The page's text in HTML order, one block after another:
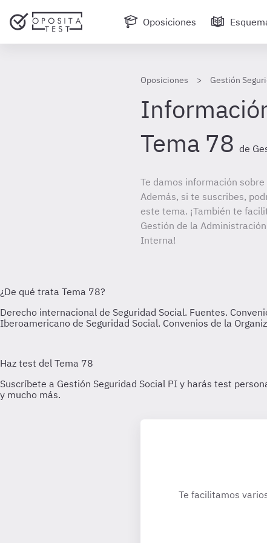
Oposiciones
Oposiciones Gestión
Tema 78 de
Te damos información
Además, si te suscribes,
este tema. ¡También te
Gestión de la
Interna!
Te facilitamos